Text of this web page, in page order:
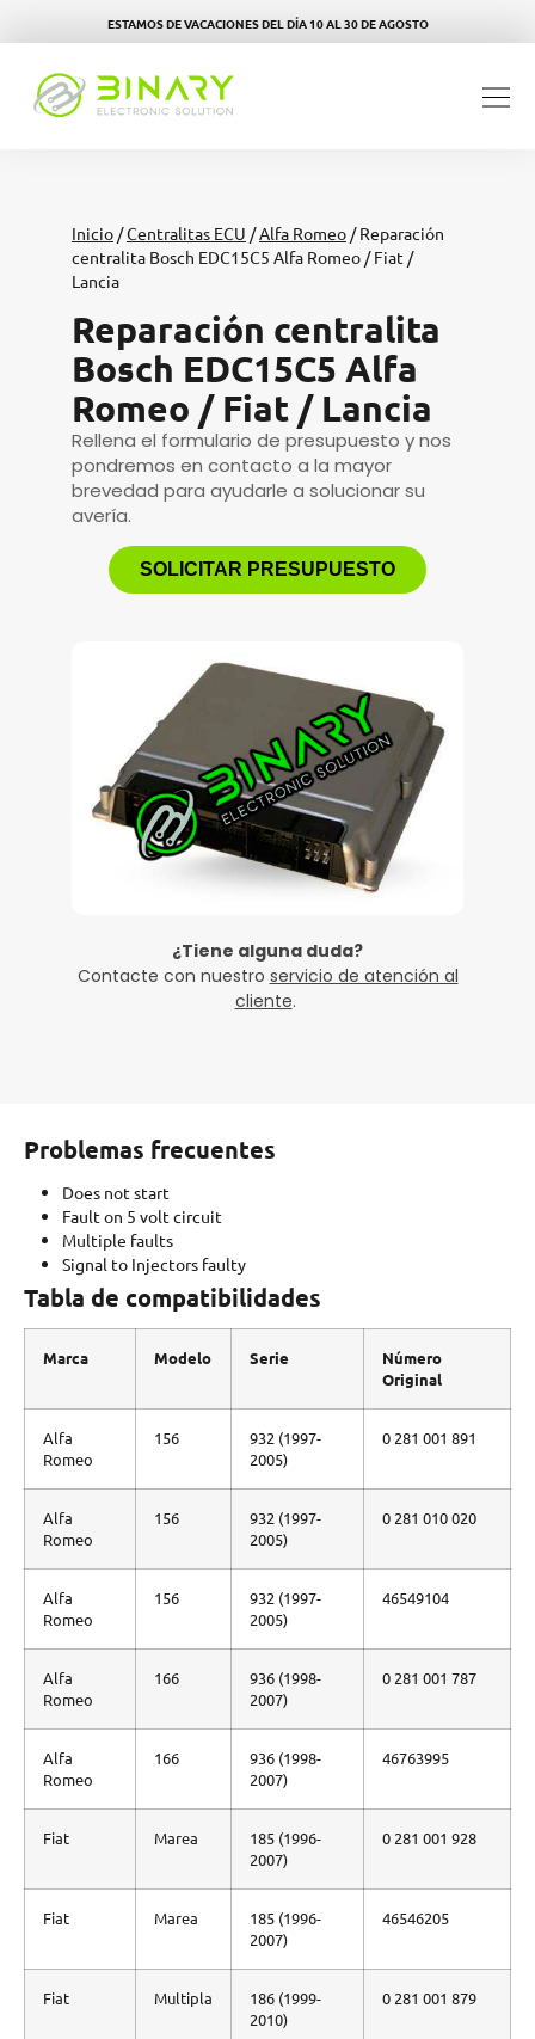
ESTAMOS DE VACACIONES DEL DÍA 10 AL 30 DE AGOSTO
Inicio /Centralitas ECU /Alfa Romeo / Reparación
centralita Bosch EDC15C5 Alfa Romeo / Fiat /
Lancia
Reparación centralita
Bosch EDC15C5 Alfa
Romeo / Fiat / Lancia
Rellena el formulario de presupuesto y nos
pondremos en contacto a la mayor
brevedad para ayudarle a solucionar su
avería.
SOLICITAR PRESUPUESTO
¿Tiene alguna duda?
Contacte con nuestro servicio de atención al
cliente.
Problemas frecuentes
Does not start
Fault on 5 volt circuit
Multiple faults
Signal to Injectors faulty
Tabla de compatibilidades
Marca Modelo Serie
Número
Original
Alfa
Romeo
156
932 (1997-
2005)
0 281 001 891
Alfa
Romeo
156
932 (1997-
2005)
0 281 010 020
Alfa
Romeo
156
932 (1997-
2005)
46549104
Alfa
Romeo
166
936 (1998-
2007)
0 281 001 787
Alfa
Romeo
166
936 (1998-
2007)
46763995
Fiat Marea
185 (1996-
2007)
0 281 001 928
Fiat Marea
185 (1996-
2007)
46546205
Fiat Multipla
186 (1999-
2010)
0 281 001 879